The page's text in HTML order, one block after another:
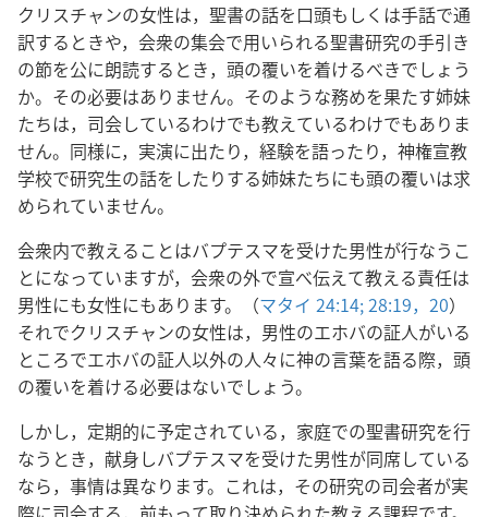
クリスチャンの女性は，聖書の話を口頭もしくは手話で通
訳するときや，会衆の集会で用いられる聖書研究の手引き
の節を公に朗読するとき，頭の覆いを着けるべきでしょう
か。その必要はありません。そのような務めを果たす姉妹
たちは，司会しているわけでも教えているわけでもありま
せん。同様に，実演に出たり，経験を語ったり，神権宣教
学校で研究生の話をしたりする姉妹たちにも頭の覆いは求
められていません。
会衆内で教えることはバプテスマを受けた男性が行なうこ
とになっていますが，会衆の外で宣べ伝えて教える責任は
男性にも女性にもあります。（マタイ 24:14;28:19，20）
それでクリスチャンの女性は，男性のエホバの証人がいる
ところでエホバの証人以外の人々に神の言葉を語る際，頭
の覆いを着ける必要はないでしょう。
しかし，定期的に予定されている，家庭での聖書研究を行
なうとき，献身しバプテスマを受けた男性が同席している
なら，事情は異なります。これは，その研究の司会者が実